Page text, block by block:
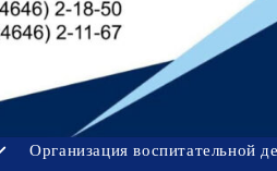
Организация воспитательной